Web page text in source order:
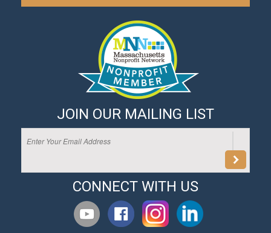
JOIN OUR MAILING LIST
CONNECT WITH US